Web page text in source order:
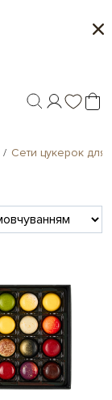
Сети цукерок для